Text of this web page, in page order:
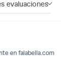
evaluaciones
enfalabella.com